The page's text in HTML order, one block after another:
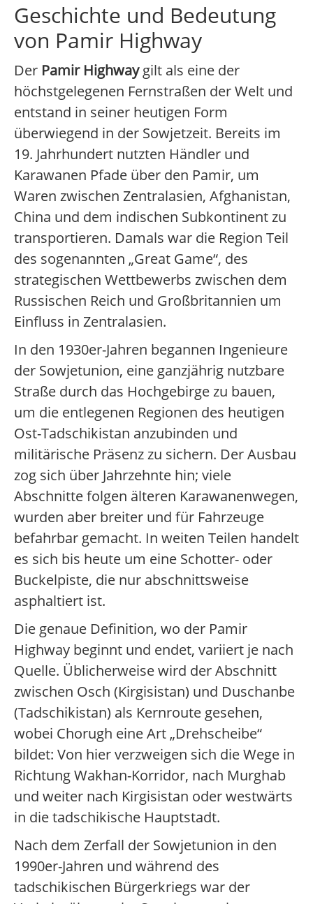
Geschichte und Bedeutung
von Pamir Highway
Der Pamir Highwaygilt als eine der
höchstgelegenen Fernstraßen der Welt und
entstand in seiner heutigen Form
überwiegend in der Sowjetzeit. Bereits im
19. Jahrhundert nutzten Händler und
Karawanen Pfade über den Pamir, um
Waren zwischen Zentralasien, Afghanistan,
China und dem indischen Subkontinent zu
transportieren. Damals war die Region Teil
des sogenannten „Great Game“, des
strategischen Wettbewerbs zwischen dem
Russischen Reich und Großbritannien um
Einfluss in Zentralasien.
In den 1930er-Jahren begannen Ingenieure
der Sowjetunion, eine ganzjährig nutzbare
Straße durch das Hochgebirge zu bauen,
um die entlegenen Regionen des heutigen
Ost-Tadschikistan anzubinden und
militärische Präsenz zu sichern. Der Ausbau
zog sich über Jahrzehnte hin; viele
Abschnitte folgen älteren Karawanenwegen,
wurden aber breiter und für Fahrzeuge
befahrbar gemacht. In weiten Teilen handelt
es sich bis heute um eine Schotter- oder
Buckelpiste, die nur abschnittsweise
asphaltiert ist.
Die genaue Definition, wo der Pamir
Highway beginnt und endet, variiert je nach
Quelle. Üblicherweise wird der Abschnitt
zwischen Osch (Kirgisistan) und Duschanbe
(Tadschikistan) als Kernroute gesehen,
wobei Chorugh eine Art „Drehscheibe“
bildet: Von hier verzweigen sich die Wege in
Richtung Wakhan-Korridor, nach Murghab
und weiter nach Kirgisistan oder westwärts
in die tadschikische Hauptstadt.
Nach dem Zerfall der Sowjetunion in den
1990er-Jahren und während des
tadschikischen Bürgerkriegs war der